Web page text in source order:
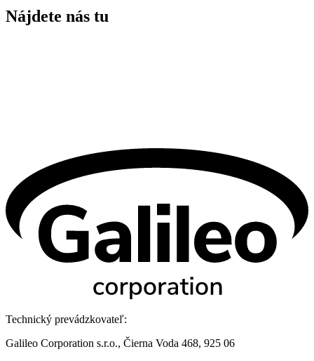
Nájdete nás tu
Technický prevádzkovateľ:
Galileo Corporation s.r.o., Čierna Voda 468, 925 06